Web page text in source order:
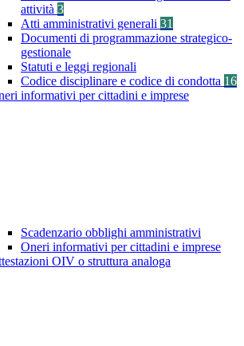
attività 3
Atti amministrativi generali 31
Documenti di programmazione strategico-
gestionale
Statuti e leggi regionali
Codice disciplinare e codice di condotta 16
informativi per cittadini e imprese
Scadenzario obblighi amministrativi
Oneri informativi per cittadini e imprese
OIV o struttura analoga